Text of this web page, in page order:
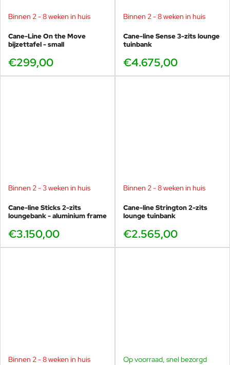
Binnen 2 - 8 weken in huis
Cane-Line On the Move
bijzettafel - small
€299,00
Binnen 2 - 8 weken in huis
Cane-line Sense 3-zits lounge
tuinbank
€4.675,00
Binnen 2 - 3 weken in huis
Cane-line Sticks 2-zits
loungebank - aluminium frame
€3.150,00
Binnen 2 - 8 weken in huis
Cane-line Strington 2-zits
lounge tuinbank
€2.565,00
Binnen 2 - 8 weken in huis Op voorraad, snel bezorgd